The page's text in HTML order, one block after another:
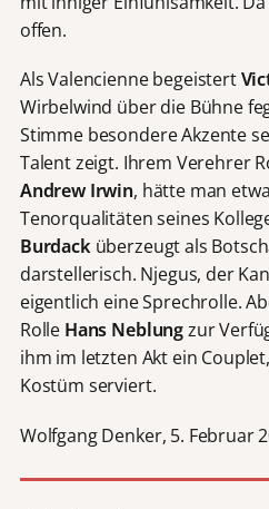
offen.
Als Valencienne begeistert
Wirbelwind über die Bühne
Stimme besondere Akzente
Talent zeigt. Ihrem Verehrer
Andrew Irwin, hätte man
Tenorqualitäten seines
Burdacküberzeugt als
darstellerisch. Njegus, der
eigentlich eine Sprechrolle.
Rolle Hans Neblungzur
ihm im letzten Akt ein
Kostüm serviert.
Wolfgang Denker, 5. Februar